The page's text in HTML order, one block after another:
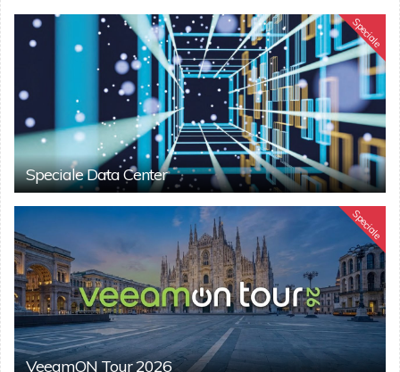
Speciale
Speciale Data Center
Speciale
VeeamON Tour 2026